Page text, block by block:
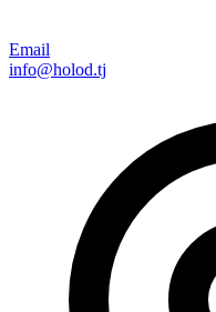
Email
info@holod.tj